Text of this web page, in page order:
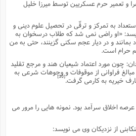
و تعمیر حرم عسکریین توسط میرزا خلیل
به تمرکز و ترقّى در تحصیل علوم دینى و
«او راضى نمى شد که طلاب درسخوان به
و در دیار عجم سکنى گزینند، حتى به من
حرام است.
چون مورد اعتماد شیعیان هند و مرجع تقلید
فراوانى از موقوفات و وجوهات شرعى به
خیریه به کارمى گرفت.[30]
عرصه اخلاق سرآمد بود. نمونه هایى را مرور مى
از نزدیکان وى مى نویسد: